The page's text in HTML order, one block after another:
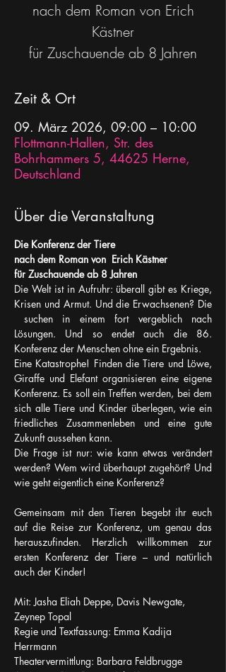
nach dem Roman von Erich
Kästner
für Zuschauende ab 8 Jahren
Zeit & Ort
09. März 2026, 09:00 – 10:00
Flottmann-Hallen, Str. des
Bohrhammers 5, 44625 Herne,
Deutschland
Über die Veranstaltung
Die Konferenz der Tiere
nach dem Roman von  Erich Kästner
für Zuschauende ab 8 Jahren
Die Welt ist in Aufruhr: überall gibt es Kriege,
Krisen und Armut. Und die Erwachsenen? Die
suchen in einem fort vergeblich nach
Lösungen. Und so endet auch die 86.
Konferenz der Menschen ohne ein Ergebnis.
Eine Katastrophe! Finden die Tiere und Löwe,
Giraffe und Elefant organisieren eine eigene
Konferenz. Es soll ein Treffen werden, bei dem
sich alle Tiere und Kinder überlegen, wie ein
friedliches Zusammenleben und eine gute
Zukunft aussehen kann.
Die Frage ist nur: wie kann etwas verändert
werden? Wem wird überhaupt zugehört? Und
wie geht eigentlich eine Konferenz?
Gemeinsam mit den Tieren begebt ihr euch
auf die Reise zur Konferenz, um genau das
herauszufinden. Herzlich willkommen zur
ersten Konferenz der Tiere – und natürlich
auch der Kinder!
Mit: Jasha Eliah Deppe, Davis Newgate,
Zeynep Topal
Regie und Textfassung: Emma Kadija
Herrmann
Theatervermittlung: Barbara Feldbrugge